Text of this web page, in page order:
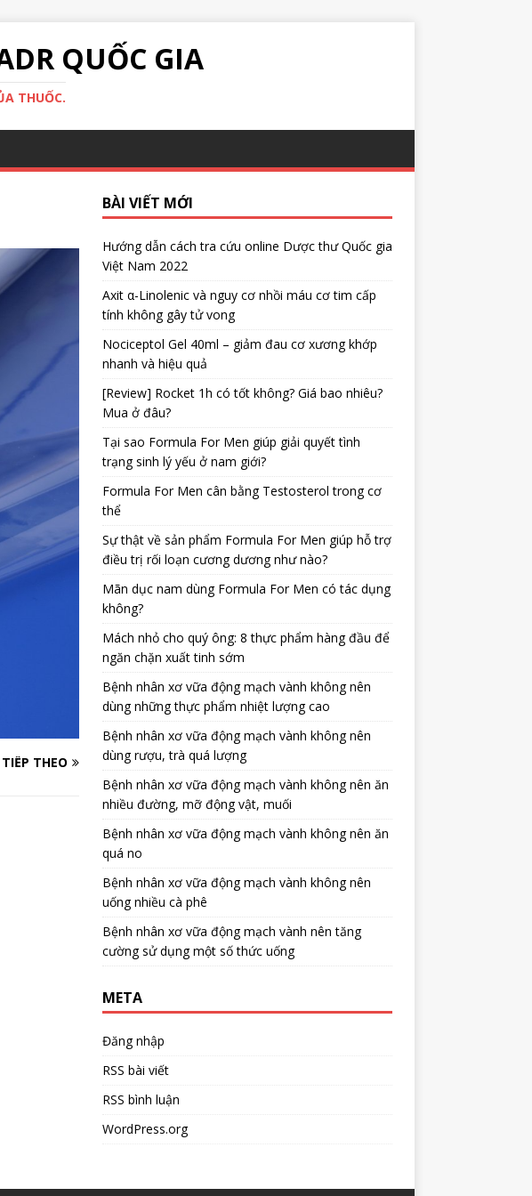
QUỐC GIA
THUỐC.
TIẾP THEO
BÀI VIẾT MỚI
Hướng dẫn cách tra cứu online Dược thư Quốc gia
Việt Nam 2022
Axit α-Linolenic và nguy cơ nhồi máu cơ tim cấp
tính không gây tử vong
Nociceptol Gel 40ml – giảm đau cơ xương khớp
nhanh và hiệu quả
[Review] Rocket 1h có tốt không? Giá bao nhiêu?
Mua ở đâu?
Tại sao Formula For Men giúp giải quyết tình
trạng sinh lý yếu ở nam giới?
Formula For Men cân bằng Testosterol trong cơ
thể
Sự thật về sản phẩm Formula For Men giúp hỗ trợ
điều trị rối loạn cương dương như nào?
Mãn dục nam dùng Formula For Men có tác dụng
không?
Mách nhỏ cho quý ông: 8 thực phẩm hàng đầu để
ngăn chặn xuất tinh sớm
Bệnh nhân xơ vữa động mạch vành không nên
dùng những thực phẩm nhiệt lượng cao
Bệnh nhân xơ vữa động mạch vành không nên
dùng rượu, trà quá lượng
Bệnh nhân xơ vữa động mạch vành không nên ăn
nhiều đường, mỡ động vật, muối
Bệnh nhân xơ vữa động mạch vành không nên ăn
quá no
Bệnh nhân xơ vữa động mạch vành không nên
uống nhiều cà phê
Bệnh nhân xơ vữa động mạch vành nên tăng
cường sử dụng một số thức uống
META
Đăng nhập
RSS bài viết
RSS bình luận
WordPress.org